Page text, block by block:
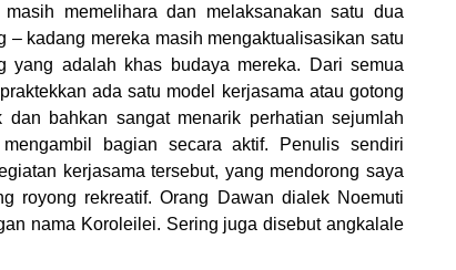
memelihara dan melaksanakan satu dua
– kadang mereka masih mengaktualisasikan satu
yang adalah khas budaya mereka. Dari semua
ada satu model kerjasama atau gotong
dan bahkan sangat menarik perhatian sejumlah
bagian secara aktif. Penulis sendiri
kerjasama tersebut, yang mendorong saya
royong rekreatif. Orang Dawan dialek Noemuti
nama Koroleilei. Sering juga disebut angkalale